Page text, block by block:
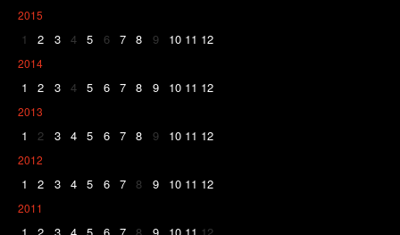
2015
1 2 3 4 5 6 7 8 9 10 11 12
2014
1 2 3 4 5 6 7 8 9 10 11 12
2013
1 2 3 4 5 6 7 8 9 10 11 12
2012
1 2 3 4 5 6 7 8 9 10 11 12
2011
1 2 3 4 5 6 7 8 9 10 11 12